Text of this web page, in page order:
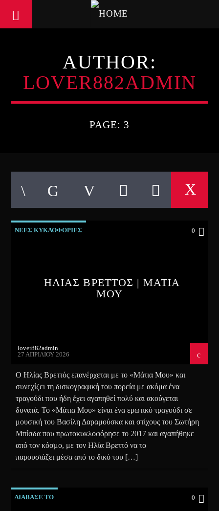
AUTHOR:
LOVER882ADMIN
PAGE: 3
ΝΕΕΣ ΚΥΚΛΟΦΟΡΙΕΣ 0
ΗΛΙΑΣ ΒΡΕΤΤΟΣ | ΜΑΤΙΑ
ΜΟΥ
lover882admin
27 ΑΠΡΙΛΊΟΥ 2026
Ο Ηλίας Βρεττός επανέρχεται με το «Μάτια Μου» και
συνεχίζει τη δισκογραφική του πορεία με ακόμα ένα
τραγούδι που ήδη έχει αγαπηθεί πολύ και ακούγεται
δυνατά. Το «Μάτια Μου» είναι ένα ερωτικό τραγούδι σε
μουσική του Βασίλη Δαραμούσκα και στίχους του Σωτήρη
Μπίσδα που πρωτοκυκλοφόρησε το 2017 και αγαπήθηκε
από τον κόσμο, με τον Ηλία Βρεττό να το
παρουσιάζει μέσα από το δικό του […]
ΔΙΑΒΑΣΕ ΤΟ 0